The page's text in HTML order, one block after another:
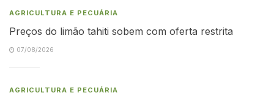
AGRICULTURA E PECUÁRIA
Preços do limão tahiti sobem com oferta restrita
07/08/2026
AGRICULTURA E PECUÁRIA